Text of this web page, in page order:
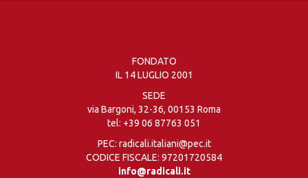
FONDATO
IL 14 LUGLIO 2001
SEDE
via Bargoni, 32-36, 00153 Roma
tel: +39 06 87763 051
PEC: radicali.italiani@pec.it
CODICE FISCALE: 97201720584
info@radicali.it